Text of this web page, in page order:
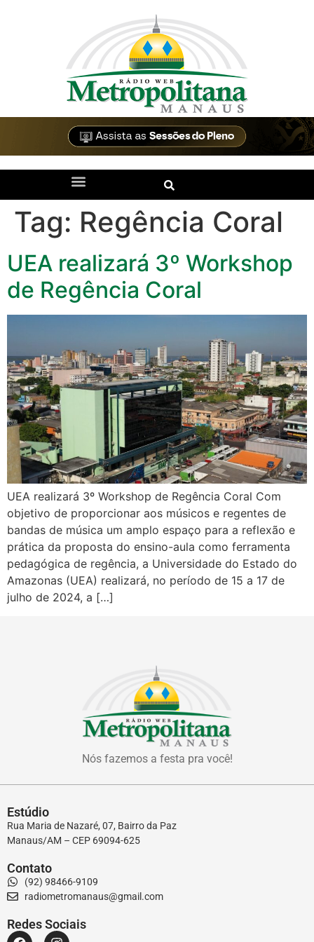
Tag: Regência Coral
UEA realizará 3º Workshop
de Regência Coral
UEA realizará 3º Workshop de Regência Coral Com
objetivo de proporcionar aos músicos e regentes de
bandas de música um amplo espaço para a reflexão e
prática da proposta do ensino-aula como ferramenta
pedagógica de regência, a Universidade do Estado do
Amazonas (UEA) realizará, no período de 15 a 17 de
julho de 2024, a […]
Nós fazemos a festa pra você!
Estúdio
Rua Maria de Nazaré, 07, Bairro da Paz
Manaus/AM – CEP 69094-625
Contato
(92) 98466-9109
radiometromanaus@gmail.com
Redes Sociais